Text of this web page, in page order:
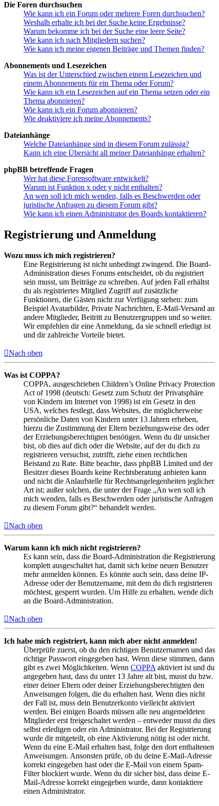
Die Foren durchsuchen
Wie kann ich ein Forum oder mehrere Foren durchsuchen?
Weshalb erhalte ich bei der Suche keine Ergebnisse?
Warum bekomme ich bei der Suche eine leere Seite?
Wie kann ich nach Mitgliedern suchen?
Wie kann ich meine eigenen Beiträge und Themen finden?
Abonnements und Lesezeichen
Was ist der Unterschied zwischen einem Lesezeichen und
einem Abonnements für ein Thema oder Forum?
Wie kann ich ein Lesezeichen auf ein Thema setzen oder ein
Thema abonnieren?
Wie kann ich ein Forum abonnieren?
Wie deaktiviere ich meine Abonnements?
Dateianhänge
Welche Dateianhänge sind in diesem Forum zulässig?
Kann ich eine Übersicht all meiner Dateianhänge erhalten?
phpBB betreffende Fragen
Wer hat diese Forensoftware entwickelt?
Warum ist Funktion x oder y nicht enthalten?
An wen soll ich mich wenden, falls es Beschwerden oder
juristische Anfragen zu diesem Forum gibt?
Wie kann ich einen Administrator des Boards kontaktieren?
Registrierung und Anmeldung
Wozu muss ich mich registrieren?
Eine Registrierung ist nicht unbedingt zwingend. Die Board-
Administration dieses Forums entscheidet, ob du registriert
sein musst, um Beiträge zu schreiben. Auf jeden Fall erhältst
du als registriertes Mitglied Zugriff auf zusätzliche
Funktionen, die Gästen nicht zur Verfügung stehen: zum
Beispiel Avatarbilder, Private Nachrichten, E-Mail-Versand an
andere Mitglieder, Beitritt zu Benutzergruppen und so weiter.
Wir empfehlen dir eine Anmeldung, da sie schnell erledigt ist
und dir zahlreiche Vorteile bietet.
Nach oben
Was ist COPPA?
COPPA, ausgeschrieben Children’s Online Privacy Protection
Act of 1998 (deutsch: Gesetz zum Schutz der Privatsphäre
von Kindern im Internet von 1998) ist ein Gesetz in den
USA, welches festlegt, dass Websites, die möglicherweise
persönliche Daten von Kindern unter 13 Jahren erheben,
hierzu die Zustimmung der Eltern beziehungsweise des oder
der Erziehungsberechtigten benötigen. Wenn du dir unsicher
bist, ob dies auf dich oder die Website, auf der du dich zu
registrieren versuchst, zutrifft, ziehe einen rechtlichen
Beistand zu Rate. Bitte beachte, dass phpBB Limited und der
Besitzer dieses Boards keine Rechtsberatung anbieten kann
und nicht die Anlaufstelle für Rechtsangelegenheiten jeglicher
Art ist; außer solchen, die unter der Frage „An wen soll ich
mich wenden, falls es Beschwerden oder juristische Anfragen
zu diesem Forum gibt?“ behandelt werden.
Nach oben
Warum kann ich mich nicht registrieren?
Es kann sein, dass die Board-Administration die Registrierung
komplett ausgeschaltet hat, damit sich keine neuen Benutzer
mehr anmelden können. Es könnte auch sein, dass deine IP-
Adresse oder der Benutzername, mit dem du dich registrieren
möchtest, gesperrt wurden. Um Hilfe zu erhalten, wende dich
an die Board-Administration.
Nach oben
Ich habe mich registriert, kann mich aber nicht anmelden!
Überprüfe zuerst, ob du den richtigen Benutzernamen und das
richtige Passwort eingegeben hast. Wenn diese stimmen, dann
gibt es zwei Möglichkeiten. Wenn COPPA aktiviert ist und du
angegeben hast, dass du unter 13 Jahre alt bist, musst du bzw.
einer deiner Eltern oder deiner Erziehungsberechtigten den
Anweisungen folgen, die du erhalten hast. Wenn dies nicht
der Fall ist, muss dein Benutzerkonto vielleicht aktiviert
werden. Bei einigen Boards müssen alle neu angemeldeten
Mitglieder erst freigeschaltet werden – entweder musst du dies
selbst erledigen oder ein Administrator. Bei der Registrierung
wurde dir mitgeteilt, ob eine Aktivierung nötig ist oder nicht.
Wenn du eine E-Mail erhalten hast, folge den dort enthaltenen
Anweisungen. Ansonsten prüfe, ob du deine E-Mail-Adresse
korrekt eingegeben hast oder die E-Mail von einem Spam-
Filter blockiert wurde. Wenn du dir sicher bist, dass deine E-
Mail-Adresse korrekt eingegeben wurde, dann kontaktiere
einen Administrator.